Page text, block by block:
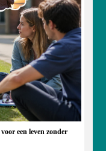
een leven zonder